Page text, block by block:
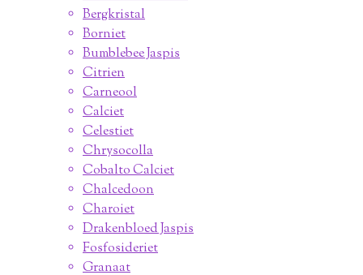
Bergkristal
Borniet
Bumblebee Jaspis
Citrien
Carneool
Calciet
Celestiet
Chrysocolla
Cobalto Calciet
Chalcedoon
Charoiet
Drakenbloed Jaspis
Fosfosideriet
Granaat